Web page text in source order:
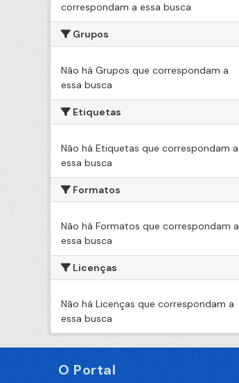
correspondam a essa busca
Grupos
Não há Grupos que correspondam a
essa busca
Etiquetas
Não há Etiquetas que correspondam a
essa busca
Formatos
Não há Formatos que correspondam a
essa busca
Licenças
Não há Licenças que correspondam a
essa busca
O Portal